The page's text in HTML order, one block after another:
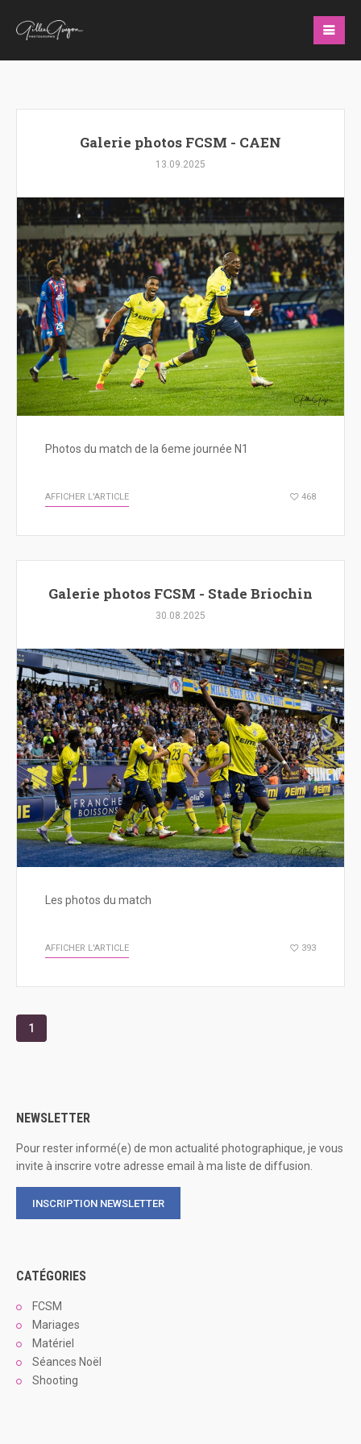
Galerie photos FCSM - CAEN
13.09.2025
Photos du match de la 6eme journée N1
AFFICHER L'ARTICLE 468
Galerie photos FCSM - Stade Briochin
30.08.2025
Les photos du match
AFFICHER L'ARTICLE 393
1
NEWSLETTER
Pour rester informé(e) de mon actualité photographique, je vous
invite à inscrire votre adresse email à ma liste de diffusion.
INSCRIPTION NEWSLETTER
CATÉGORIES
FCSM
Mariages
Matériel
Séances Noël
Shooting